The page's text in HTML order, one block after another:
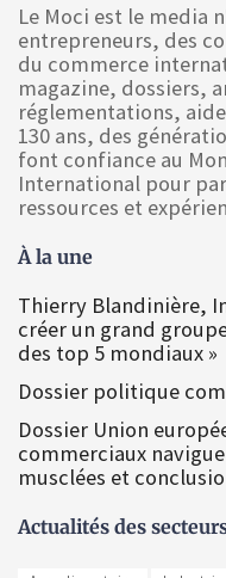
Le Moci est le media
entrepreneurs, des
du commerce
magazine, dossiers,
réglementations,
130 ans, des
font confiance au
International pour
ressources et
À la une
Thierry Blandinière,
créer un grand
des top 5 mondiaux »
Dossier politique
Dossier Union
commerciaux
musclées et
Actualités des